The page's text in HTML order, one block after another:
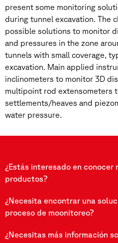
present some monitoring
during tunnel excavation. The
possible solutions to monitor
and pressures in the zone
tunnels with small coverage,
excavation. Main applied
inclinometers to monitor 3D
multipoint rod extensometers
settlements/heaves and
water pressure.
¿Estás interesado en conocer
productos?
¿Necesita encontrar una
proceso de moonitoreo?
¿Necesitas más información